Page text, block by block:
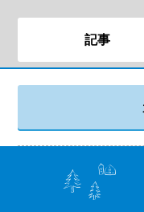
記事